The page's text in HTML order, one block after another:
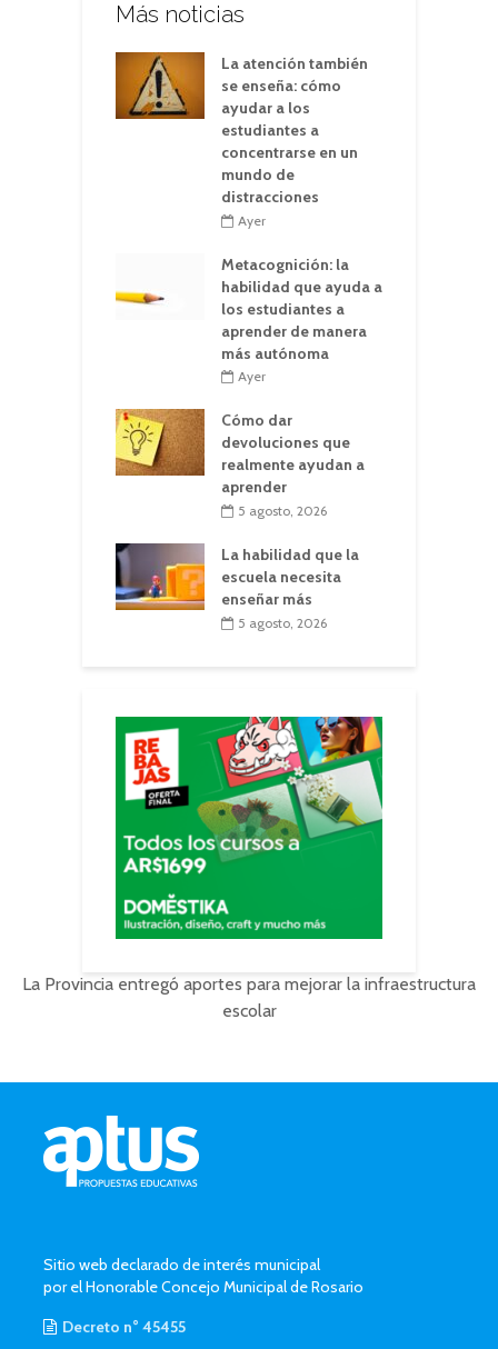
Más noticias
La atención también
se enseña: cómo
ayudar a los
estudiantes a
concentrarse en un
mundo de
distracciones
Ayer
Metacognición: la
habilidad que ayuda a
los estudiantes a
aprender de manera
más autónoma
Ayer
Cómo dar
devoluciones que
realmente ayudan a
aprender
5 agosto, 2026
La habilidad que la
escuela necesita
enseñar más
5 agosto, 2026
La Provincia entregó aportes para mejorar la infraestructura
escolar
Sitio web declarado de interés municipal
por el Honorable Concejo Municipal de Rosario
Decreto n° 45455